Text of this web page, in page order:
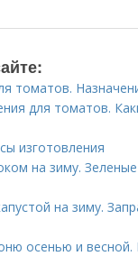
томатов.
для томатов.
изготовления
на зиму.
на зиму.
осенью и весной.